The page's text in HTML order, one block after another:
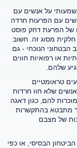
על אנשים עם
עם הפרעות חרדה
של הפרעת דחק פוסט
מסוג זה. חשוב
הבטחוני הנוכחי - גם
או רפואיות חווים
שלהם.
טראומטיים
שלא חוו חרדות
להם, כגון דאגה
מתבטא בהתקשרות
של מצבם
הבסיסי, או כפי